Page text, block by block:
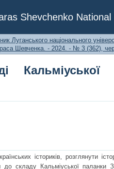
Shevchenko
паланки
Луганського національного
Шевченка. - 2024. - № 3 (362),
Кальміуської
істориків, розглянути
складу Кальміуської паланки